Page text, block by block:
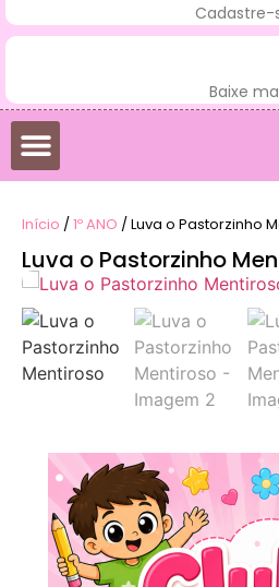
Cadastre-
Baixe
Início /1º ANO / Luva o Pastorzinho
Luva o Pastorzinho